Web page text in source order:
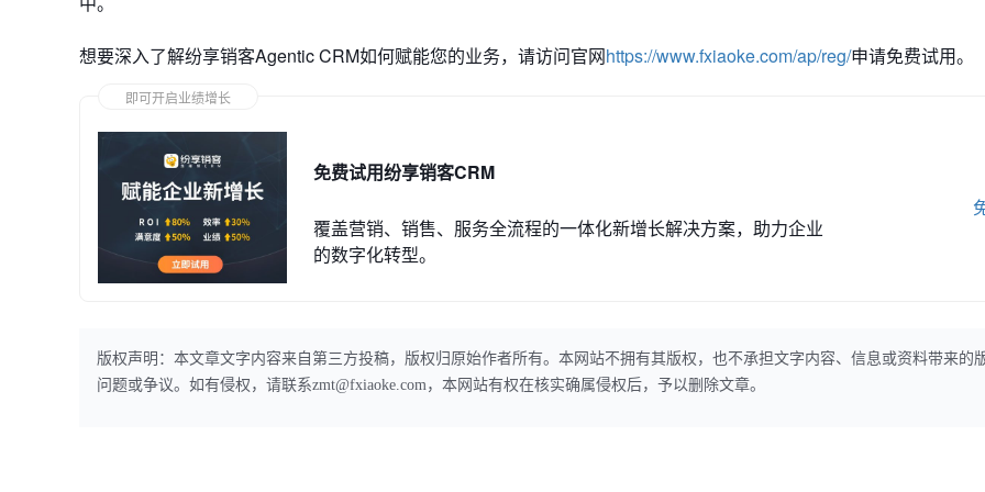
想要深入了解纷享销客Agentic CRM如何赋能您的业务，请访问官网https://www.fxiaoke.com/ap/reg/申请免费试用。
即可开启业绩增长
免费试用纷享销客CRM
覆盖营销、销售、服务全流程的一体化新增长解决方案，助力企业
的数字化转型。
版权声明：本文章文字内容来自第三方投稿，版权归原始作者所有。本网站不拥有其版权，也不承担文字内容、信息或资料带来的
问题或争议。如有侵权，请联系zmt@fxiaoke.com，本网站有权在核实确属侵权后，予以删除文章。